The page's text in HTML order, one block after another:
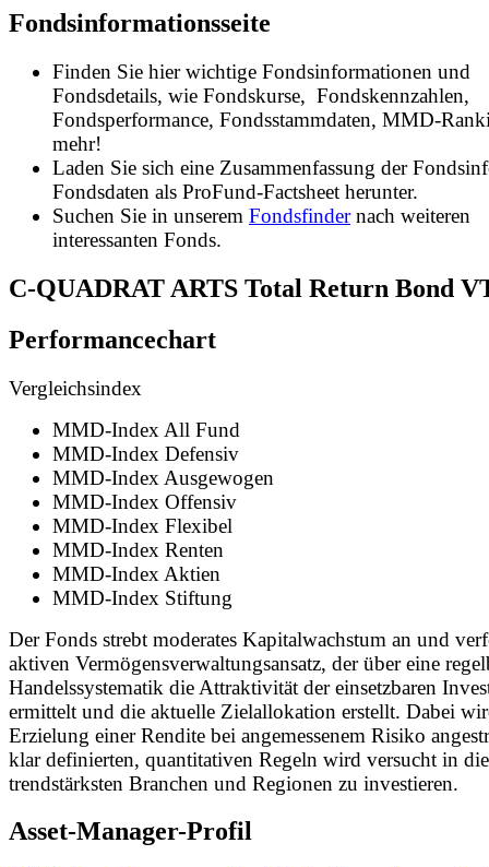
Fondsinformationsseite
Finden Sie hier wichtige Fondsinformationen und
Fondsdetails, wie Fondskurse, Fondskennzahlen,
Fondsperformance, Fondsstammdaten, MMD-
mehr!
Laden Sie sich eine Zusammenfassung der
Fondsdaten als ProFund-Factsheet herunter.
Suchen Sie in unserem Fondsfindernach weiteren
interessanten Fonds.
C-QUADRAT ARTS Total Return Bond
Performancechart
Vergleichsindex
MMD-Index All Fund
MMD-Index Defensiv
MMD-Index Ausgewogen
MMD-Index Offensiv
MMD-Index Flexibel
MMD-Index Renten
MMD-Index Aktien
MMD-Index Stiftung
Der Fonds strebt moderates Kapitalwachstum an und
aktiven Vermögensverwaltungsansatz, der über eine
Handelssystematik die Attraktivität der einsetzbaren
ermittelt und die aktuelle Zielallokation erstellt. Dabei
Erzielung einer Rendite bei angemessenem Risiko
klar definierten, quantitativen Regeln wird versucht in
trendstärksten Branchen und Regionen zu investieren.
Asset-Manager-Profil